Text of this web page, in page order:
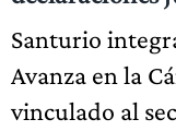
Santurio
Avanza en la
vinculado al